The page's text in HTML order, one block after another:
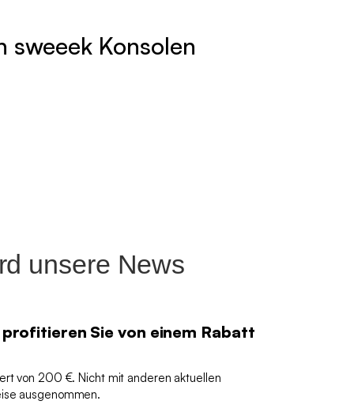
sweeek Konsolen
unsere News
Sie von einem Rabatt
von 200 €. Nicht mit anderen aktuellen
ausgenommen.